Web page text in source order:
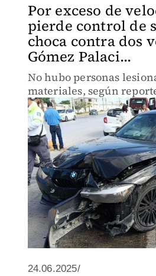
Por exceso de
pierde control de
choca contra dos
Gómez Palaci...
No hubo personas
materiales, según
24.06.2025/